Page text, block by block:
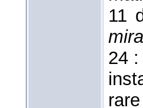
11
24